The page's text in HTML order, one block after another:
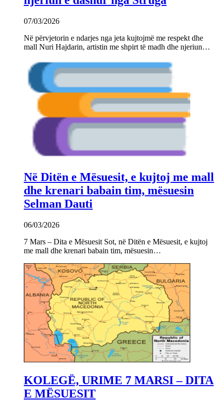
07/03/2026
Në përvjetorin e ndarjes nga jeta kujtojmë me respekt dhe
mall Nuri Hajdarin, artistin me shpirt të madh dhe njeriun…
Në Ditën e Mësuesit, e kujtoj me mall
dhe krenari babain tim, mësuesin
Selman Dauti
06/03/2026
7 Mars – Dita e Mësuesit Sot, në Ditën e Mësuesit, e kujtoj
me mall dhe krenari babain tim, mësuesin…
KOLEGË, URIME 7 MARSI – DITA
E MËSUESIT